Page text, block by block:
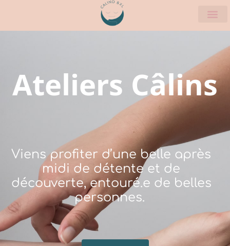
Ateliers Câlins
Viens profiter d’une belle après
midi de détente et de
découverte, entouré.e de belles
personnes.